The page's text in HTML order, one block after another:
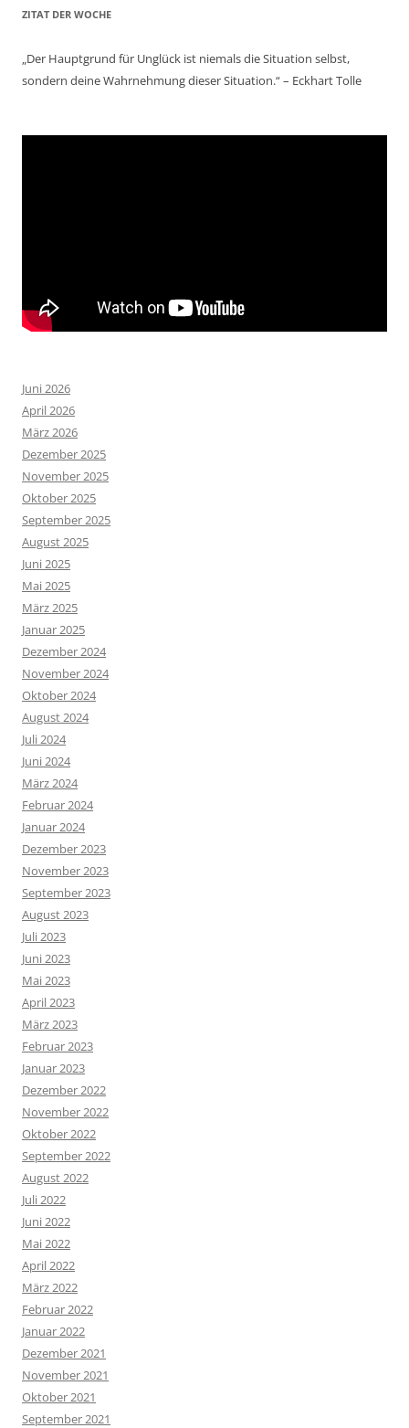
ZITAT DER WOCHE
„Der Hauptgrund für Unglück ist niemals die Situation selbst,
sondern deine Wahrnehmung dieser Situation.“ – Eckhart Tolle
Juni 2026
April 2026
März 2026
Dezember 2025
November 2025
Oktober 2025
September 2025
August 2025
Juni 2025
Mai 2025
März 2025
Januar 2025
Dezember 2024
November 2024
Oktober 2024
August 2024
Juli 2024
Juni 2024
März 2024
Februar 2024
Januar 2024
Dezember 2023
November 2023
September 2023
August 2023
Juli 2023
Juni 2023
Mai 2023
April 2023
März 2023
Februar 2023
Januar 2023
Dezember 2022
November 2022
Oktober 2022
September 2022
August 2022
Juli 2022
Juni 2022
Mai 2022
April 2022
März 2022
Februar 2022
Januar 2022
Dezember 2021
November 2021
Oktober 2021
September 2021